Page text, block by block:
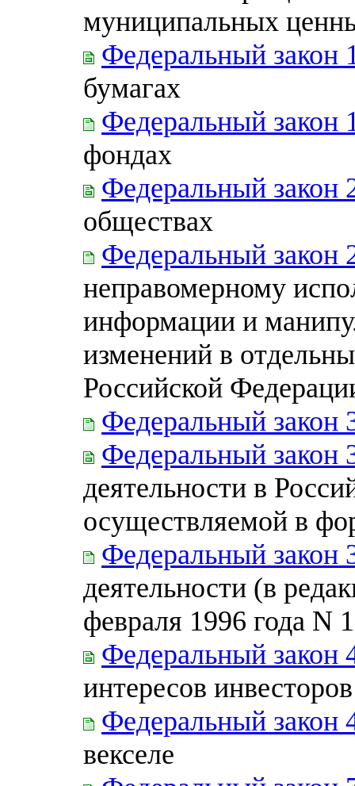
муниципальных
Федеральный закон
бумагах
Федеральный закон
фондах
Федеральный закон
обществах
Федеральный закон
неправомерному
информации и
изменений в
Российской
Федеральный закон
Федеральный закон
деятельности в
осуществляемой в
Федеральный закон
деятельности (в
февраля 1996 года N
Федеральный закон
интересов
Федеральный закон
векселе